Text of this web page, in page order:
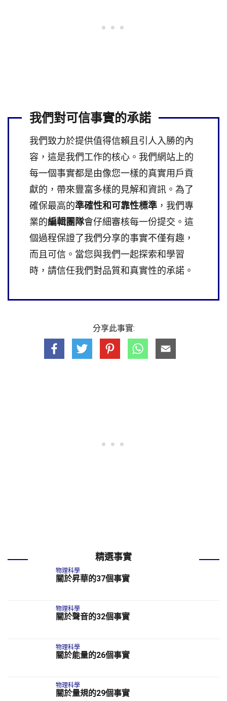
我們對可信事實的承諾
我們致力於提供值得信賴且引人入勝的內
容，這是我們工作的核心。我們網站上的
每一個事實都是由像您一樣的真實用戶貢
獻的，帶來豐富多樣的見解和資訊。為了
確保最高的準確性和可靠性標準 ，我們專
業的編輯團隊會仔細審核每一份提交。這
個過程保證了我們分享的事實不僅有趣，
而且可信。當您與我們一起探索和學習
時，請信任我們對品質和真實性的承諾。
分享此事實:
精選事實
物理科學
關於昇華的37個事實
物理科學
關於聲音的32個事實
物理科學
關於能量的26個事實
物理科學
關於量規的29個事實